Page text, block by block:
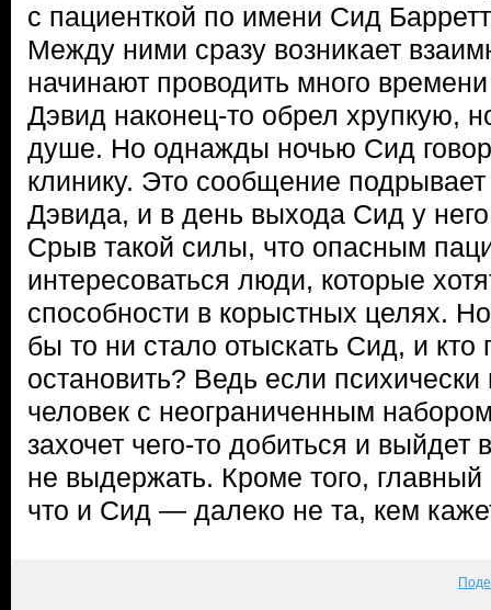
с пациенткой по имени Сид
Между ними сразу возникает
начинают проводить много
Дэвид наконец-то обрел хрупкую,
душе. Но однажды ночью Сид
клинику. Это сообщение
Дэвида, и в день выхода Сид у
Срыв такой силы, что опасным
интересоваться люди, которые
способности в корыстных целях.
бы то ни стало отыскать Сид, и кто
остановить? Ведь если
человек с неограниченным
захочет чего-то добиться и выйдет
не выдержать. Кроме того, главный
что и Сид — далеко не та, кем